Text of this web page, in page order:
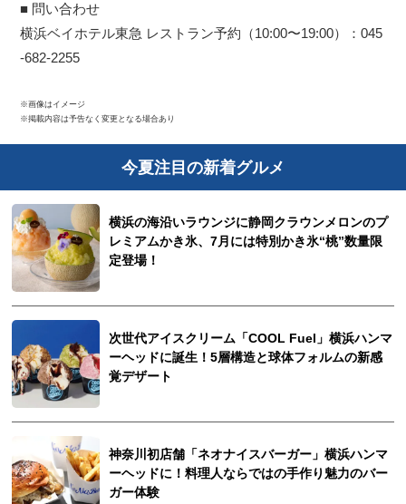
■ 問い合わせ
横浜ベイホテル東急 レストラン予約（10:00〜19:00）：045
-682-2255
※画像はイメージ
※掲載内容は予告なく変更となる場合あり
今夏注目の新着グルメ
横浜の海沿いラウンジに静岡クラウンメロンのプ
レミアムかき氷、7月には特別かき氷“桃”数量限
定登場！
次世代アイスクリーム「COOL Fuel」横浜ハンマ
ーヘッドに誕生！5層構造と球体フォルムの新感
覚デザート
神奈川初店舗「ネオナイスバーガー」横浜ハンマ
ーヘッドに！料理人ならではの手作り魅力のバー
ガー体験